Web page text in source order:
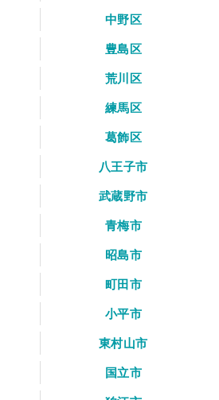
中野区
豊島区
荒川区
練馬区
葛飾区
八王子市
武蔵野市
青梅市
昭島市
町田市
小平市
東村山市
国立市